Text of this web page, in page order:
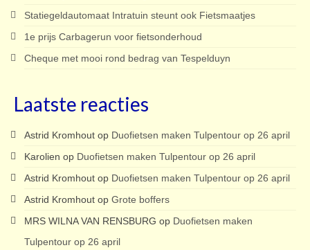
Statiegeldautomaat Intratuin steunt ook Fietsmaatjes
1e prijs Carbagerun voor fietsonderhoud
Cheque met mooi rond bedrag van Tespelduyn
Laatste reacties
Astrid Kromhout op Duofietsen maken Tulpentour op 26 april
Karolien op Duofietsen maken Tulpentour op 26 april
Astrid Kromhout op Duofietsen maken Tulpentour op 26 april
Astrid Kromhout op Grote boffers
MRS WILNA VAN RENSBURG op Duofietsen maken
Tulpentour op 26 april